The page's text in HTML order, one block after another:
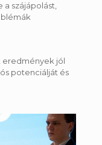
szájápolást,
eredmények jól
potenciálját és